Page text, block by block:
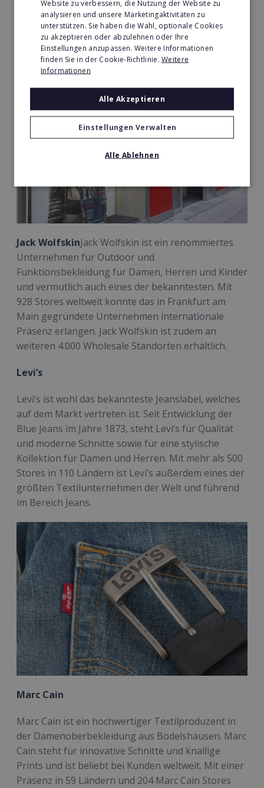
betreibt in mehr als 40 Ländern 900 eigene Stores
und ist etwa bei 7.800 Wholesale-Partnern vertreten
und wächst stetig weiter.
Jack WolfskinJack Wolfskin ist ein renommiertes
Unternehmen für Outdoor und
Funktionsbekleidung für Damen, Herren und Kinder
und vermutlich auch eines der bekanntesten. Mit
928 Stores weltweit konnte das in Frankfurt am
Main gegründete Unternehmen internationale
Präsenz erlangen. Jack Wolfskin ist zudem an
weiteren 4.000 Wholesale Standorten erhältlich.
Levi’s
Levi’s ist wohl das bekannteste Jeanslabel, welches
auf dem Markt vertreten ist. Seit Entwicklung der
Blue Jeans im Jahre 1873, steht Levi’s für Qualität
und moderne Schnitte sowie für eine stylische
Kollektion für Damen und Herren. Mit mehr als 500
Stores in 110 Ländern ist Levi’s außerdem eines der
größten Textilunternehmen der Welt und führend
im Bereich Jeans.
Marc Cain
Marc Cain ist ein hochwertiger Textilproduzent in
der Damenoberbekleidung aus Bodelshausen. Marc
Cain steht für innovative Schnitte und knallige
Prints und ist beliebt bei Kunden weltweit. Mit einer
Präsenz in 59 Ländern und 204 Marc Cain Stores
Website zu verbessern, die Nutzung der Website zu
analysieren und unsere Marketingaktivitäten zu
unterstützen. Sie haben die Wahl, optionale Cookies
zu akzeptieren oder abzulehnen oder Ihre
Einstellungen anzupassen. Weitere Informationen
finden Sie in der Cookie-Richtlinie.Weitere
Informationen
Alle Akzeptieren
Einstellungen Verwalten
Alle Ablehnen